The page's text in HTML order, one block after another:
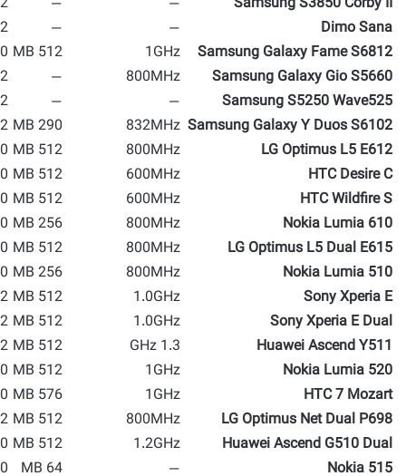
Dimo Sana
—
—
Samsung Galaxy Fame S6812
1GHz
512 MB
Samsung Galaxy Gio S5660
800MHz
—
Samsung S5250 Wave525
—
—
Samsung Galaxy Y Duos S6102
832MHz
290 MB
LG Optimus L5 E612
800MHz
512 MB
HTC Desire C
600MHz
512 MB
HTC Wildfire S
600MHz
512 MB
Nokia Lumia 610
800MHz
256 MB
LG Optimus L5 Dual E615
800MHz
512 MB
Nokia Lumia 510
800MHz
256 MB
Sony Xperia E
1.0GHz
512 MB
Sony Xperia E Dual
1.0GHz
512 MB
Huawei Ascend Y511
1.3 GHz
512 MB
Nokia Lumia 520
1GHz
512 MB
HTC 7 Mozart
1GHz
576 MB
LG Optimus Net Dual P698
800MHz
512 MB
Huawei Ascend G510 Dual
1.2GHz
512 MB
Nokia 515
—
64 MB